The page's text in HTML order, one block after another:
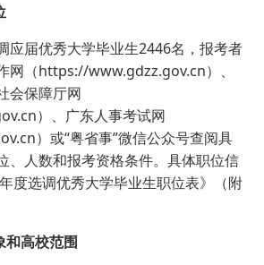
应届优秀大学毕业生2446名，报考者
网（https://www.gdzz.gov.cn）、
会保障厅网
）、广东人事考试网
）或“粤省事”微信公众号查阅具
、人数和报考资格条件。具体职位信
度选调优秀大学毕业生职位表》（附
和高校范围